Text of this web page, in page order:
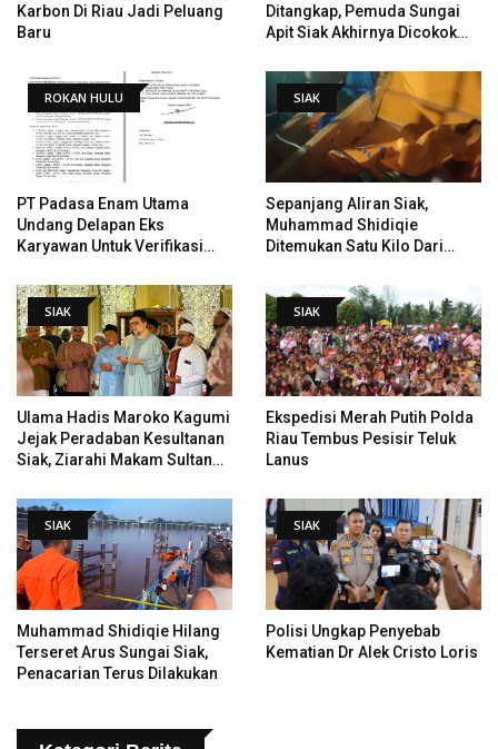
Karbon Di Riau Jadi Peluang
Baru
Ditangkap, Pemuda Sungai
Apit Siak Akhirnya Dicokok
ROKAN HULU
PT Padasa Enam Utama
Undang Delapan Eks
Karyawan Untuk Verifikasi
PHI
SIAK
Sepanjang Aliran Siak,
Muhammad Shidiqie
Ditemukan Satu Kilo Dari
SIAK
Ulama Hadis Maroko Kagumi
Jejak Peradaban Kesultanan
Siak, Ziarahi Makam Sultan
SIAK
Ekspedisi Merah Putih Polda
Riau Tembus Pesisir Teluk
Lanus
SIAK
Muhammad Shidiqie Hilang
Terseret Arus Sungai Siak,
Penacarian Terus Dilakukan
SIAK
Polisi Ungkap Penyebab
Kematian Dr Alek Cristo Loris